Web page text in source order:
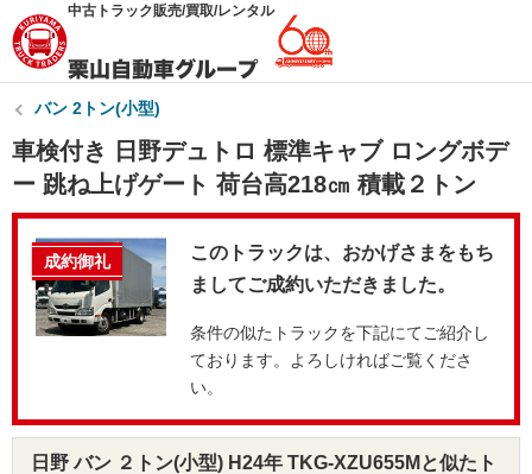
中古トラック販売/買取/レンタル
バン 2トン(小型)
車検付き 日野デュトロ 標準キャブ ロングボデ
ー 跳ね上げゲート 荷台高218㎝ 積載２トン
成約御礼
このトラックは、おかげさまをもち
ましてご成約いただきました。
条件の似たトラックを下記にてご紹介し
ております。よろしければご覧くださ
い。
日野 バン ２トン(小型) H24年 TKG-XZU655Mと似たト